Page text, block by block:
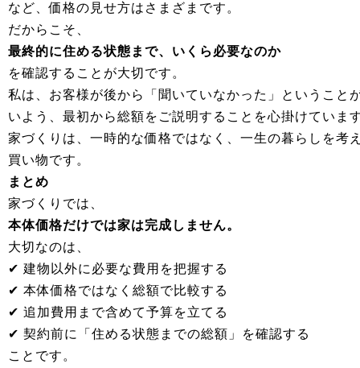
など、価格の見せ方はさまざまです。
だからこそ、
最終的に住める状態まで、いくら必要なのか
を確認することが大切です。
私は、お客様が後から「聞いていなかった」ということ
いよう、最初から総額をご説明することを心掛けていま
家づくりは、一時的な価格ではなく、一生の暮らしを考
買い物です。
まとめ
家づくりでは、
本体価格だけでは家は完成しません。
大切なのは、
✔ 建物以外に必要な費用を把握する
✔ 本体価格ではなく総額で比較する
✔ 追加費用まで含めて予算を立てる
✔ 契約前に「住める状態までの総額」を確認する
ことです。